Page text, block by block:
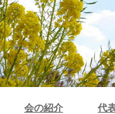
会の紹介 代